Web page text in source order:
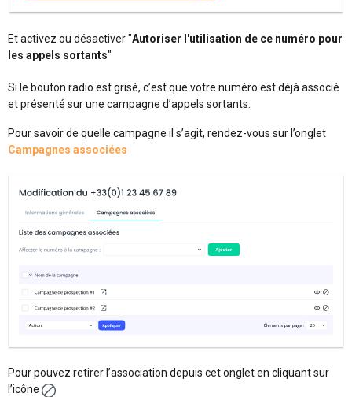
Et activez ou désactiver "Autoriser l'utilisation de ce numéro pour
les appels sortants"
Si le bouton radio est grisé, c’est que votre numéro est déjà associé
et présenté sur une campagne d’appels sortants.
Pour savoir de quelle campagne il s’agit, rendez-vous sur l’onglet
Campagnes associées
Pour pouvez retirer l’association depuis cet onglet en cliquant sur
l’icône